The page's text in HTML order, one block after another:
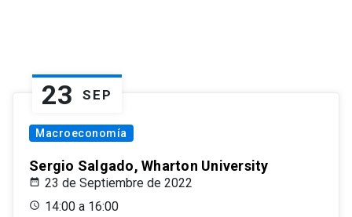
23 SEP
Macroeconomía
Sergio Salgado, Wharton University
23 de Septiembre de 2022
14:00 a 16:00